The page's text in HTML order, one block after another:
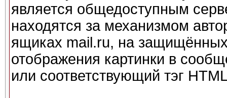
является общедоступным
находятся за механизмом
ящиках mail.ru, на
отображения картинки в
или соответствующий тэг